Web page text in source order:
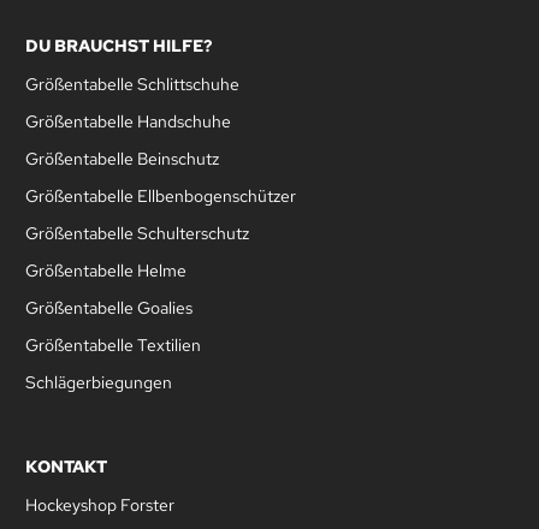
DU BRAUCHST HILFE?
Größentabelle Schlittschuhe
Größentabelle Handschuhe
Größentabelle Beinschutz
Größentabelle Ellbenbogenschützer
Größentabelle Schulterschutz
Größentabelle Helme
Größentabelle Goalies
Größentabelle Textilien
Schlägerbiegungen
KONTAKT
Hockeyshop Forster